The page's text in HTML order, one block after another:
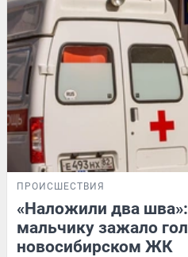
ПРОИСШЕСТВИЯ
«Наложили два
мальчику зажало
новосибирском ЖК